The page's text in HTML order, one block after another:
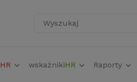
Wyszukaj
HR wskaźnikiHR Raporty